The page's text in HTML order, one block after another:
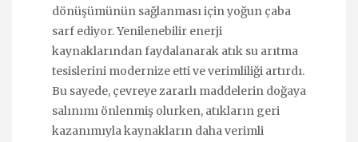
dönüşümünün sağlanması için yoğun çaba
sarf ediyor. Yenilenebilir enerji
kaynaklarından faydalanarak atık su arıtma
tesislerini modernize etti ve verimliliği artırdı.
Bu sayede, çevreye zararlı maddelerin doğaya
salınımı önlenmiş olurken, atıkların geri
kazanımıyla kaynakların daha verimli